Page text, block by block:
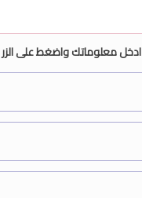
ادخل معلوماتك واضغط على الزر